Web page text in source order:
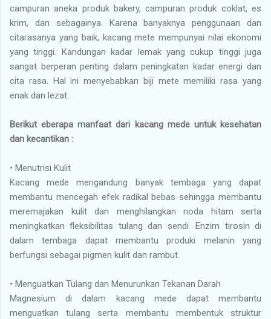
campuran aneka produk bakery, campuran produk coklat, es
krim, dan sebagainya. Karena banyaknya penggunaan dan
citarasanya yang baik, kacang mete mempunyai nilai ekonomi
yang tinggi. Kandungan kadar lemak yang cukup tinggi juga
sangat berperan penting dalam peningkatan kadar energi dan
cita rasa. Hal ini menyebabkan biji mete memiliki rasa yang
enak dan lezat.
Berikut eberapa manfaat dari kacang mede untuk kesehatan
dan kecantikan :
• Menutrisi Kulit
Kacang mede mengandung banyak tembaga yang dapat
membantu mencegah efek radikal bebas sehingga membantu
meremajakan kulit dan menghilangkan noda hitam serta
meningkatkan fleksibilitas tulang dan sendi. Enzim tirosin di
dalam tembaga dapat membantu produki melanin yang
berfungsi sebagai pigmen kulit dan rambut.
• Menguatkan Tulang dan Menurunkan Tekanan Darah
Magnesium di dalam kacang mede dapat membantu
menguatkan tulang serta membantu membentuk struktur